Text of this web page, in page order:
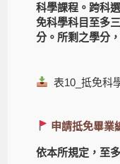
科學課程。跨科
免科學科目至多
分。所剩之學分
表10_抵免科
申請抵免畢業
依本所規定，至